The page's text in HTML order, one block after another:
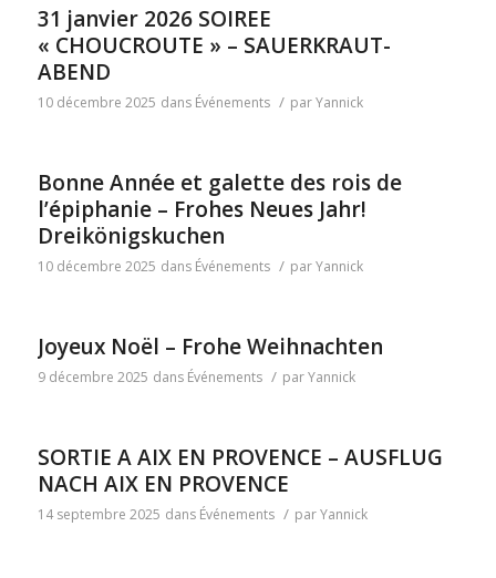
31 janvier 2026 SOIREE
« CHOUCROUTE » – SAUERKRAUT-
ABEND
10 décembre 2025 dans Événements / parYannick
Bonne Année et galette des rois de
l’épiphanie – Frohes Neues Jahr!
Dreikönigskuchen
10 décembre 2025 dans Événements / parYannick
Joyeux Noël – Frohe Weihnachten
9 décembre 2025 dans Événements / parYannick
SORTIE A AIX EN PROVENCE – AUSFLUG
NACH AIX EN PROVENCE
14 septembre 2025 dans Événements / parYannick